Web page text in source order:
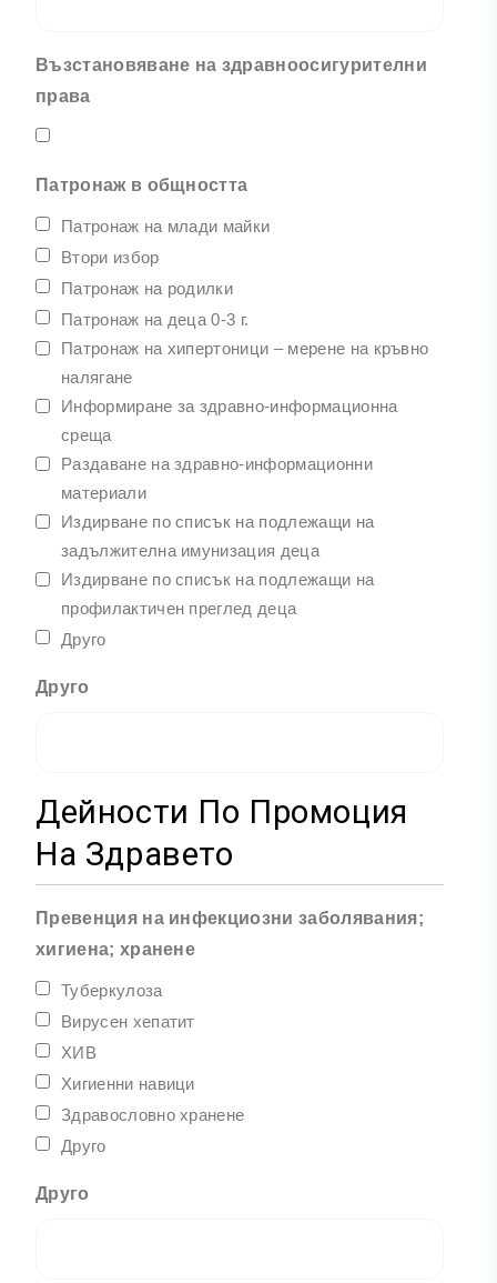
Възстановяване на здравноосигурителни
права
Патронаж в общността
Патронаж на млади майки
Втори избор
Патронаж на родилки
Патронаж на деца 0-3 г.
Патронаж на хипертоници – мерене на кръвно
налягане
Информиране за здравно-информационна
среща
Раздаване на здравно-информационни
материали
Издирване по списък на подлежащи на
задължителна имунизация деца
Издирване по списък на подлежащи на
профилактичен преглед деца
Друго
Друго
Дейности По Промоция
На Здравето
Превенция на инфекциозни заболявания;
хигиена; хранене
Туберкулоза
Вирусен хепатит
ХИВ
Хигиенни навици
Здравословно хранене
Друго
Друго